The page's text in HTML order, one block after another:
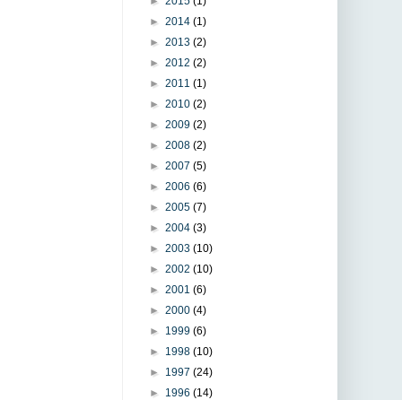
► 2014 (1)
► 2013 (2)
► 2012 (2)
► 2011 (1)
► 2010 (2)
► 2009 (2)
► 2008 (2)
► 2007 (5)
► 2006 (6)
► 2005 (7)
► 2004 (3)
► 2003 (10)
► 2002 (10)
► 2001 (6)
► 2000 (4)
► 1999 (6)
► 1998 (10)
► 1997 (24)
► 1996 (14)